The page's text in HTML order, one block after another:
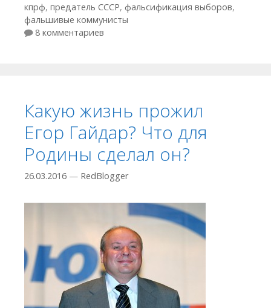
кпрф, предатель СССР, фальсификация выборов,
фальшивые коммунисты
8 комментариев
Какую жизнь прожил
Егор Гайдар? Что для
Родины сделал он?
26.03.2016 — RedBlogger